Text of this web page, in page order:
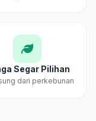
Segar Pilihan
dari perkebunan